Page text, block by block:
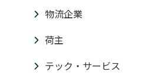
物流企業
荷主
テック・サービス